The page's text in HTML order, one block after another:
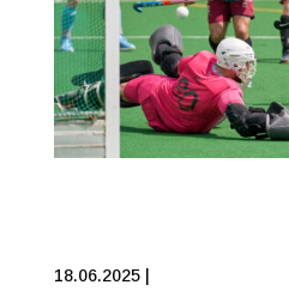
18.06.2025 |